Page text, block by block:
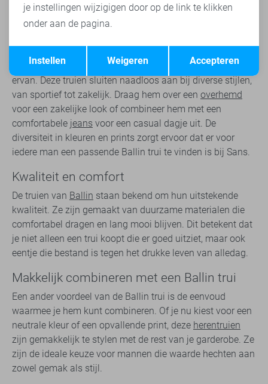
herenkledingis dit veelzijdige item wel een must-have in
de kledingkast.
Een Ballin trui voor elke stijl
Wat de Ballin trui zo bijzonder maakt, is de veelzijdigheid
ervan. Deze truien sluiten naadloos aan bij diverse stijlen,
van sportief tot zakelijk. Draag hem over een overhemd
voor een zakelijke look of combineer hem met een
comfortabele jeans voor een casual dagje uit. De
diversiteit in kleuren en prints zorgt ervoor dat er voor
iedere man een passende Ballin trui te vinden is bij Sans.
Kwaliteit en comfort
De truien van Ballin staan bekend om hun uitstekende
kwaliteit. Ze zijn gemaakt van duurzame materialen die
comfortabel dragen en lang mooi blijven. Dit betekent dat
je niet alleen een trui koopt die er goed uitziet, maar ook
eentje die bestand is tegen het drukke leven van alledag.
Makkelijk combineren met een Ballin trui
Een ander voordeel van de Ballin trui is de eenvoud
waarmee je hem kunt combineren. Of je nu kiest voor een
neutrale kleur of een opvallende print, deze herentruien
zijn gemakkelijk te stylen met de rest van je garderobe. Ze
zijn de ideale keuze voor mannen die waarde hechten aan
zowel gemak als stijl.
Terug Opslaan
je instellingen wijzigigen door op de link te klikken
onder aan de pagina.
Accepteren
Weigeren
Instellen